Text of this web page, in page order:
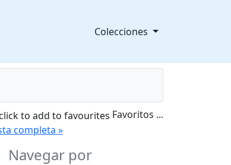
Colecciones
Favoritos ...
completa »
Navegar por